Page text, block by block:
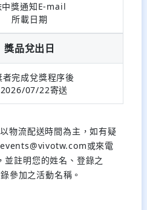
中獎通知E-mail
所載日期
獎品兌出日
者完成兌獎程序後
07/22寄送
物流配送時間為主，如有疑
或來電
，並註明您的姓名、登錄之
參加之活動名稱。